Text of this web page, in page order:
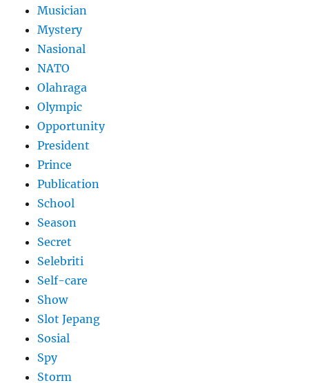
Musician
Mystery
Nasional
NATO
Olahraga
Olympic
Opportunity
President
Prince
Publication
School
Season
Secret
Selebriti
Self-care
Show
Slot Jepang
Sosial
Spy
Storm